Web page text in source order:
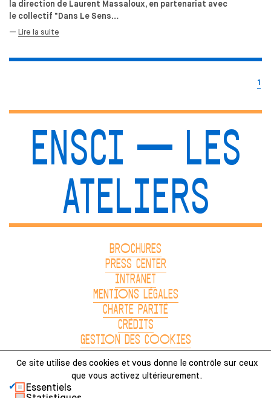
la direction de Laurent Massaloux, en partenariat avec
le collectif "Dans Le Sens…
— Lire la suite
1
ENSCI — LES
ATELIERS
BROCHURES
PRESS CENTER
INTRANET
MENTIONS LÉGALES
CHARTE PARITÉ
CRÉDITS
GESTION DES COOKIES
Ce site utilise des cookies et vous donne le contrôle sur ceux
que vous activez ultérieurement.
Essentiels